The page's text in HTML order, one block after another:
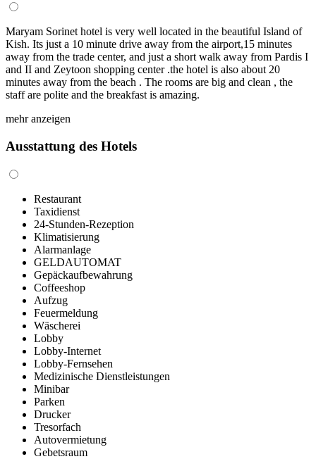
Maryam Sorinet hotel is very well located in the beautiful Island of
Kish. Its just a 10 minute drive away from the airport,15 minutes
away from the trade center, and just a short walk away from Pardis I
and II and Zeytoon shopping center .the hotel is also about 20
minutes away from the beach . The rooms are big and clean , the
staff are polite and the breakfast is amazing.
mehr anzeigen
Ausstattung des Hotels
Restaurant
Taxidienst
24-Stunden-Rezeption
Klimatisierung
Alarmanlage
GELDAUTOMAT
Gepäckaufbewahrung
Coffeeshop
Aufzug
Feuermeldung
Wäscherei
Lobby
Lobby-Internet
Lobby-Fernsehen
Medizinische Dienstleistungen
Minibar
Parken
Drucker
Tresorfach
Autovermietung
Gebetsraum